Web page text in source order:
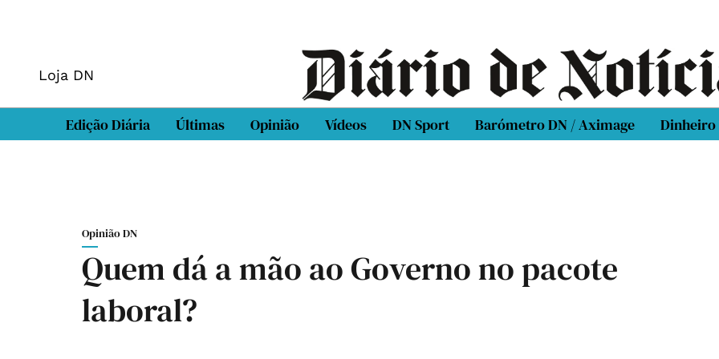
Loja DN
Edição Diária Últimas Opinião Vídeos DN Sport Barómetro DN / Aximage Dinheiro
Opinião DN
Quem dá a mão ao Governo no pacote
laboral?